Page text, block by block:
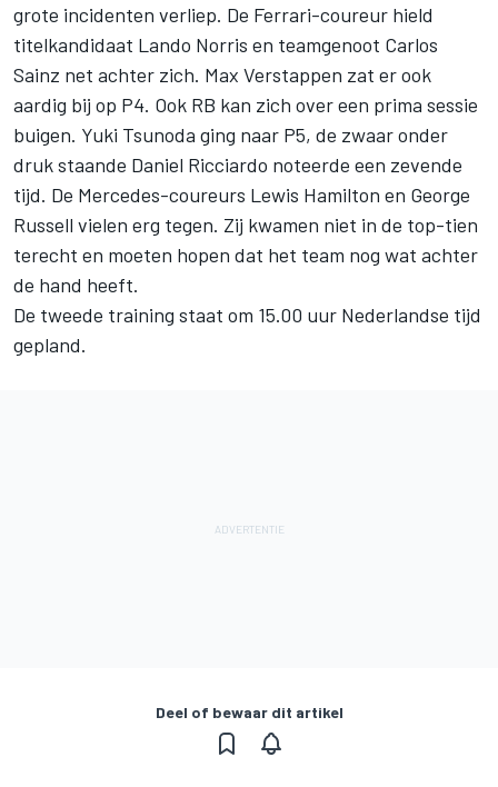
grote incidenten verliep. De Ferrari-coureur hield
titelkandidaat Lando Norris en teamgenoot Carlos
Sainz net achter zich. Max Verstappen zat er ook
aardig bij op P4. Ook RB kan zich over een prima sessie
buigen. Yuki Tsunoda ging naar P5, de zwaar onder
druk staande Daniel Ricciardo noteerde een zevende
tijd. De Mercedes-coureurs Lewis Hamilton en George
Russell vielen erg tegen. Zij kwamen niet in de top-tien
terecht en moeten hopen dat het team nog wat achter
de hand heeft.
De tweede training staat om 15.00 uur Nederlandse tijd
gepland.
Deel of bewaar dit artikel